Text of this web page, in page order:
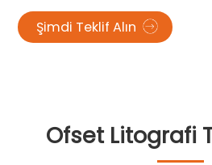
Şimdi Teklif Alın
Ofset Litografi